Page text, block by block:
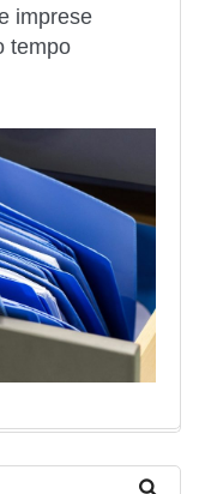
imprese
tempo